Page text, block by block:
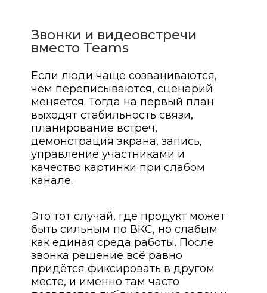
Звонки и видеовстречи
вместо Teams
Если люди чаще созваниваются,
чем переписываются, сценарий
меняется. Тогда на первый план
выходят стабильность связи,
планирование встреч,
демонстрация экрана, запись,
управление участниками и
качество картинки при слабом
канале.
Это тот случай, где продукт может
быть сильным по ВКС, но слабым
как единая среда работы. После
звонка решение всё равно
придётся фиксировать в другом
месте, и именно там часто